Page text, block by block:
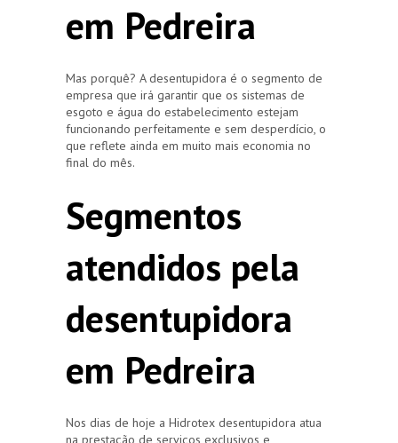
em Pedreira
Mas porquê? A desentupidora é o segmento de
empresa que irá garantir que os sistemas de
esgoto e água do estabelecimento estejam
funcionando perfeitamente e sem desperdício, o
que reflete ainda em muito mais economia no
final do mês.
Segmentos
atendidos pela
desentupidora
em Pedreira
Nos dias de hoje a Hidrotex desentupidora atua
na prestação de serviços exclusivos e